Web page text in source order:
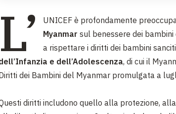
L’
UNICEF è profondamente
Myanmar sul benessere dei
a rispettare i diritti dei bambini
e dell’Adolescenza, di cui il
dei Bambini del Myanmar promulgata a
diritti includono quello alla protezione,